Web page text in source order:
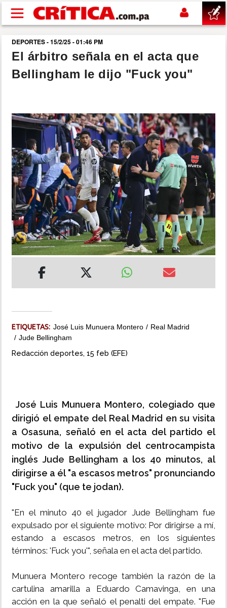
Pasar al contenido principal
buscar
SUCESOS
POLÍTICA
SHOW
DEPORTES
MUNDO
INSÓLITAS
MULTIMEDIA
DEPORTES - 15/2/25 - 01:46 PM
El árbitro señala en el acta que
Bellingham le dijo "Fuck you"
ETIQUETAS: José Luis Munuera Montero
Real Madrid
Jude Bellingham
Redacción deportes, 15 feb (EFE)
José Luis Munuera Montero, colegiado que
dirigió el empate del Real Madrid en su visita
a Osasuna, señaló en el acta del partido el
motivo de la expulsión del centrocampista
inglés Jude Bellingham a los 40 minutos, al
dirigirse a él "a escasos metros" pronunciando
"Fuck you" (que te jodan).
"En el minuto 40 el jugador Jude Bellingham fue
expulsado por el siguiente motivo: Por dirigirse a mí,
estando a escasos metros, en los siguientes
términos: 'Fuck you'", señala en el acta del partido.
Munuera Montero recoge también la razón de la
cartulina amarilla a Eduardo Camavinga, en una
acción en la que señaló el penalti del empate. "Fue